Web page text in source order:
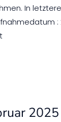
In
:
2025